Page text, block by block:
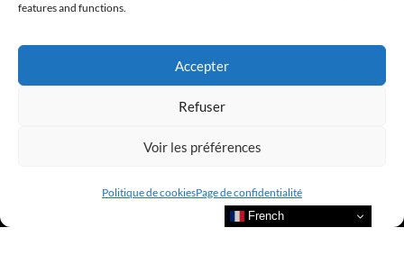
features and functions.
Accepter
Refuser
Voir les préférences
Politique de cookiesPage de confidentialité
French